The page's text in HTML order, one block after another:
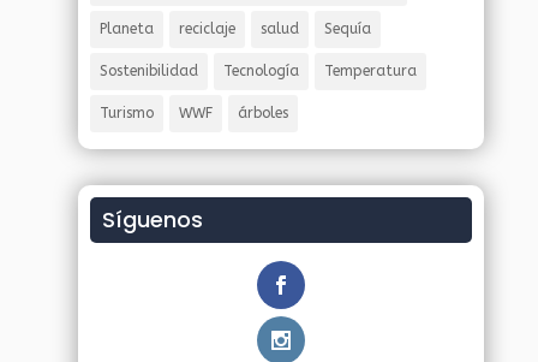
Planeta reciclaje salud Sequía
Sostenibilidad Tecnología Temperatura
Turismo WWF árboles
Síguenos